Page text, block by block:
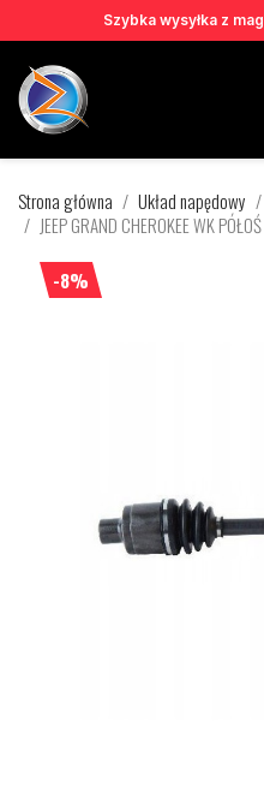
Szybka wysyłka z
Strona główna Układ napędowy
JEEP GRAND CHEROKEE WK
-8%